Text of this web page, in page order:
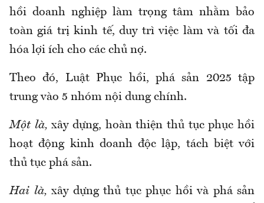
hồi doanh nghiệp làm trọng tâm nhằm bảo
toàn giá trị kinh tế, duy trì việc làm và tối đa
hóa lợi ích cho các chủ nợ.
Theo đó, Luật Phục hồi, phá sản 2025 tập
trung vào 5 nhóm nội dung chính.
Một là, xây dựng, hoàn thiện thủ tục phục hồi
hoạt động kinh doanh độc lập, tách biệt với
thủ tục phá sản.
Hai là, xây dựng thủ tục phục hồi và phá sản